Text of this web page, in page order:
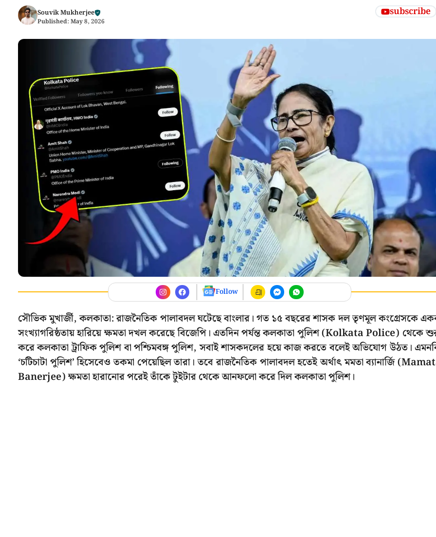
Souvik Mukherjee
Published: May 8, 2026
subscribe
Follow
সৌভিক মুখার্জী, কলকাতা: রাজনৈতিক পালাবদল ঘটেছে বাংলার। গত ১৫ বছরের শাসক দল তৃণমূল কংগ্রেসকে
সংখ্যাগরিষ্ঠতায় হারিয়ে ক্ষমতা দখল করেছে বিজেপি। এতদিন পর্যন্ত কলকাতা পুলিশ (Kolkata Police) থেকে
করে কলকাতা ট্রাফিক পুলিশ বা পশ্চিমবঙ্গ পুলিশ, সবাই শাসকদলের হয়ে কাজ করতে বলেই অভিযোগ উঠত।
‘চটিচাটা পুলিশ’ হিসেবেও তকমা পেয়েছিল তারা। তবে রাজনৈতিক পালাবদল হতেই অর্থাৎ মমতা ব্যানার্জি
Banerjee) ক্ষমতা হারানোর পরেই তাঁকে টুইটার থেকে আনফলো করে দিল কলকাতা পুলিশ।